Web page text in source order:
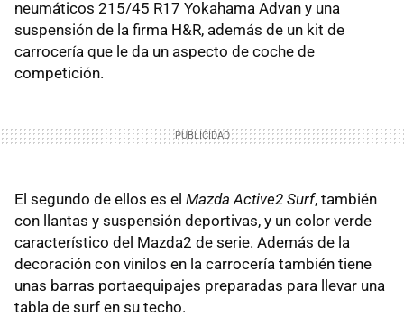
neumáticos 215/45 R17 Yokahama Advan y una
suspensión de la firma H&R, además de un kit de
carrocería que le da un aspecto de coche de
competición.
El segundo de ellos es el Mazda Active2 Surf, también
con llantas y suspensión deportivas, y un color verde
característico del Mazda2 de serie. Además de la
decoración con vinilos en la carrocería también tiene
unas barras portaequipajes preparadas para llevar una
tabla de surf en su techo.